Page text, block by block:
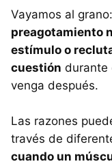
Vayamos al grano:
preagotamiento
estímulo o
cuestión durante
venga después.
Las razones
través de
cuando un